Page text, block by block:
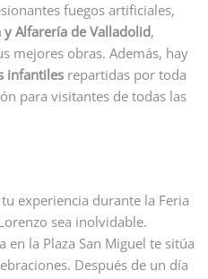
fuegos artificiales,
y Alfarería de Valladolid,
mejores obras. Además, hay
infantiles repartidas por toda
para visitantes de todas las
experiencia durante la Feria
sea inolvidable.
la Plaza San Miguel te sitúa
Después de un día